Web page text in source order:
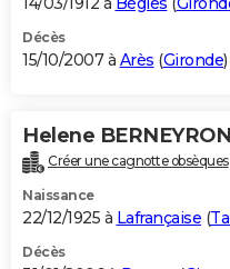
Décès
15/10/2007 à Arès (Gironde)
Helene BERNEYRON
Créer une cagnotte obsèques
Naissance
22/12/1925 à Lafrançaise (
Décès